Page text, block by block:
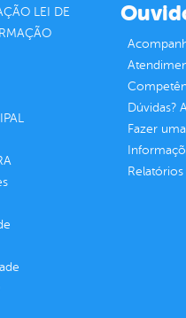
LEI DE
Dúvidas?
Fazer
Relatórios